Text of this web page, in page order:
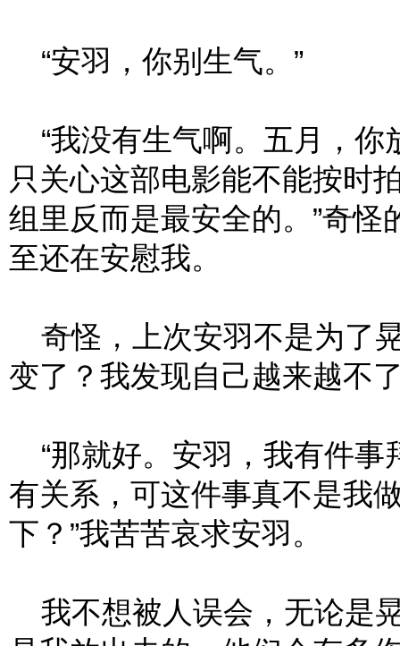
“安羽，你别生气。”
“我没有生气啊。五月，你
只关心这部电影能不能按时
组里反而是最安全的。”奇
至还在安慰我。
奇怪，上次安羽不是为了
变了？我发现自己越来越不
“那就好。安羽，我有件事
有关系，可这件事真不是我
下？”我苦苦哀求安羽。
我不想被人误会，无论是